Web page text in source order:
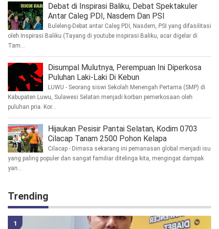
Debat di Inspirasi Baliku, Debat Spektakuler
Antar Caleg PDI, Nasdem Dan PSI
Buleleng-Debat antar Caleg PDI, Nasdem, PSI yang difasilitasi
oleh Inspirasi Baliku (Tayang di youtube inspirasi Baliku, acar digelar di
Tam...
Disumpal Mulutnya, Perempuan Ini Diperkosa
Puluhan Laki-Laki Di Kebun
LUWU - Seorang siswi Sekolah Menengah Pertama (SMP) di
Kabupaten Luwu, Sulawesi Selatan menjadi korban pemerkosaan oleh
puluhan pria. Kor...
Hijaukan Pesisir Pantai Selatan, Kodim 0703
Cilacap Tanam 2500 Pohon Kelapa
Cilacap - Dimasa sekarang ini pemanasan global menjadi isu
yang paling populer dan sangat familiar ditelinga kita, mengingat dampak
yan...
Trending